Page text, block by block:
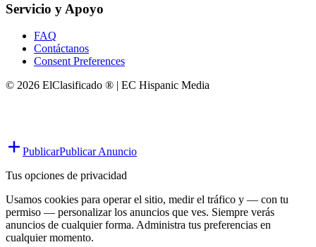
Servicio y Apoyo
FAQ
Contáctanos
Consent Preferences
© 2026 ElClasificado ® | EC Hispanic Media
PublicarPublicar Anuncio
Tus opciones de privacidad
Usamos cookies para operar el sitio, medir el tráfico y — con tu
permiso — personalizar los anuncios que ves. Siempre verás
anuncios de cualquier forma. Administra tus preferencias en
cualquier momento.